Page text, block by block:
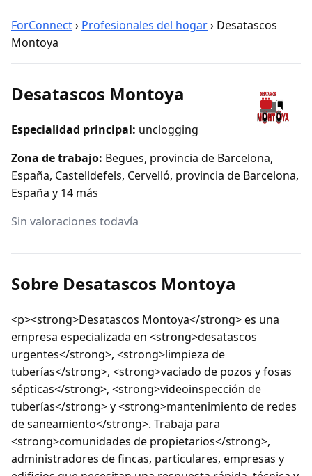
ForConnect› Profesionales del hogar› Desatascos
Montoya
Desatascos Montoya
Especialidad principal: unclogging
Zona de trabajo: Begues, provincia de Barcelona,
España, Castelldefels, Cervelló, provincia de Barcelona,
España y 14 más
Sin valoraciones todavía
Sobre Desatascos Montoya
<p><strong>Desatascos Montoya</strong> es una
empresa especializada en <strong>desatascos
urgentes</strong>, <strong>limpieza de
tuberías</strong>, <strong>vaciado de pozos y fosas
sépticas</strong>, <strong>videoinspección de
tuberías</strong> y <strong>mantenimiento de redes
de saneamiento</strong>. Trabaja para
<strong>comunidades de propietarios</strong>,
administradores de fincas, particulares, empresas y